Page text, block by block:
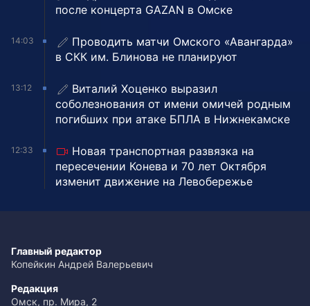
после концерта GAZAN в Омске
14:03
Проводить матчи Омского «Авангарда»
в СКК им. Блинова не планируют
13:12
Виталий Хоценко выразил
соболезнования от имени омичей родным
погибших при атаке БПЛА в Нижнекамске
12:33
Новая транспортная развязка на
пересечении Конева и 70 лет Октября
изменит движение на Левобережье
Главный редактор
Копейкин Андрей Валерьевич
Редакция
Омск, пр. Мира, 2